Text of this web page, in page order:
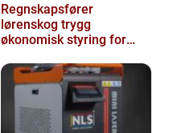
Regnskapsfører
lørenskog trygg
økonomisk styring for
bedrifter